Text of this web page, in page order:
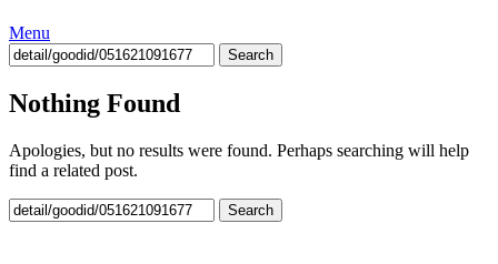
Menu
Search
Nothing Found
Apologies, but no results were found. Perhaps searching will help
find a related post.
Search